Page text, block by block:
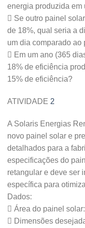
energia produzida em
 Se outro painel
de 18%, qual seria a
um dia comparado
 Em um ano (365
18% de eficiência
15% de eficiência?
ATIVIDADE 2
A Solaris Energias
novo painel solar e
detalhados para a
especificações do
retangular e deve ser
específica para
Dados:
 Área do painel solar:
 Dimensões